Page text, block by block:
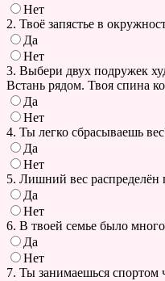
Нет
2. Твоё запястье в
Да
Нет
3. Выбери двух подружек
Встань рядом. Твоя спина
Да
Нет
4. Ты легко сбрасываешь
Да
Нет
5. Лишний вес распределён
Да
Нет
6. В твоей семье было
Да
Нет
7. Ты занимаешься спортом